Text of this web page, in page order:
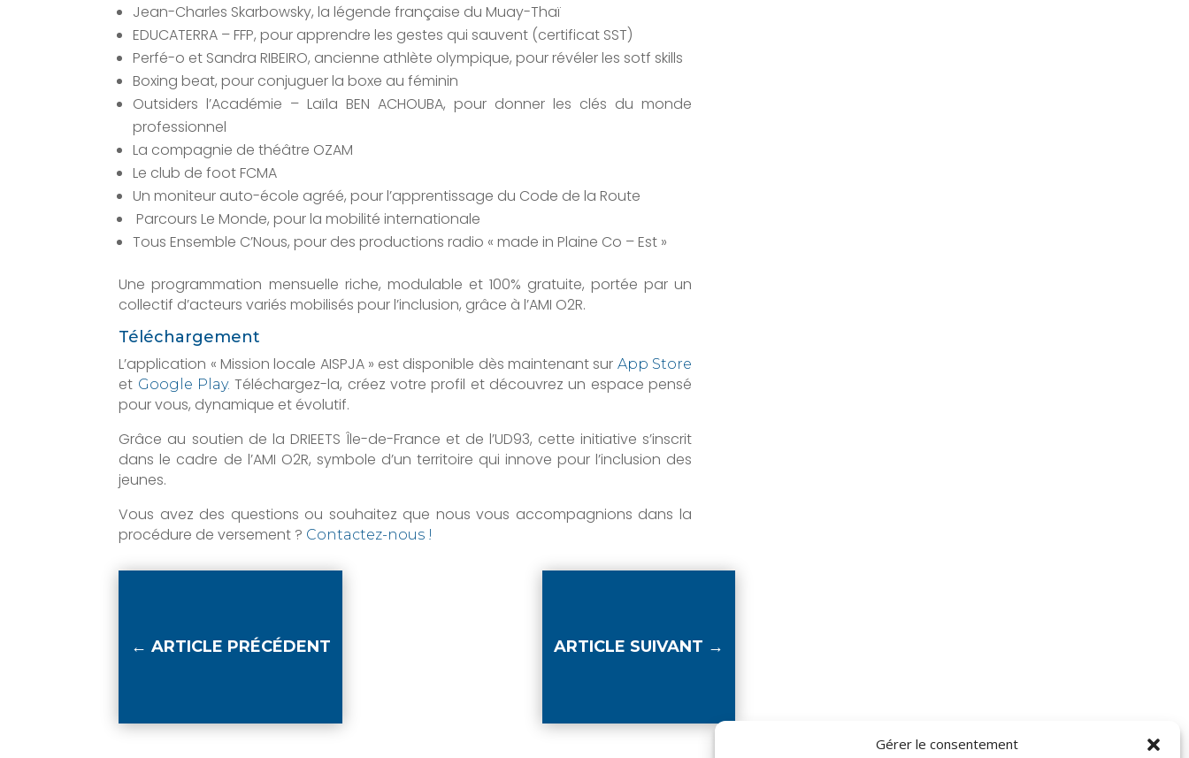
Gérer le consentement
Jean-Charles Skarbowsky, la légende française du Muay-Thaï
EDUCATERRA – FFP, pour apprendre les gestes qui sauvent (certificat SST)
Perfé-o et Sandra RIBEIRO, ancienne athlète olympique, pour révéler les sotf skills
Boxing beat, pour conjuguer la boxe au féminin
Outsiders l’Académie – Laïla BEN ACHOUBA, pour donner les clés du monde
professionnel
La compagnie de théâtre OZAM
Le club de foot FCMA
Un moniteur auto-école agréé, pour l’apprentissage du Code de la Route
Parcours Le Monde, pour la mobilité internationale
Tous Ensemble C’Nous, pour des productions radio « made in Plaine Co – Est »
Une programmation mensuelle riche, modulable et 100% gratuite, portée par un
collectif d’acteurs variés mobilisés pour l’inclusion, grâce à l’AMI O2R.
Téléchargement
L’application « Mission locale AISPJA » est disponible dès maintenant sur App Store
et Google Play. Téléchargez-la, créez votre profil et découvrez un espace pensé
pour vous, dynamique et évolutif.
Grâce au soutien de la DRIEETS Île-de-France et de l’UD93, cette initiative s’inscrit
dans le cadre de l’AMI O2R, symbole d’un territoire qui innove pour l’inclusion des
jeunes.
Vous avez des questions ou souhaitez que nous vous accompagnions dans la
procédure de versement ? Contactez-nous !
← ARTICLE PRÉCÉDENT ARTICLE SUIVANT →